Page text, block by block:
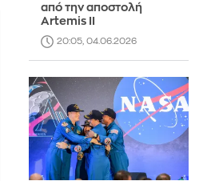
από την αποστολή
Artemis II
20:05, 04.06.2026